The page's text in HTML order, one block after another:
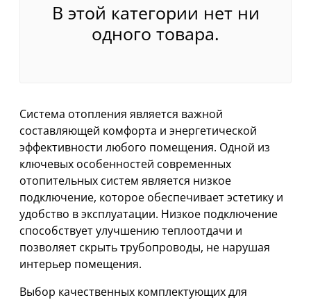
В этой категории нет ни
одного товара.
Система отопления является важной
составляющей комфорта и энергетической
эффективности любого помещения. Одной из
ключевых особенностей современных
отопительных систем является низкое
подключение, которое обеспечивает эстетику и
удобство в эксплуатации. Низкое подключение
способствует улучшению теплоотдачи и
позволяет скрыть трубопроводы, не нарушая
интерьер помещения.
Выбор качественных комплектующих для